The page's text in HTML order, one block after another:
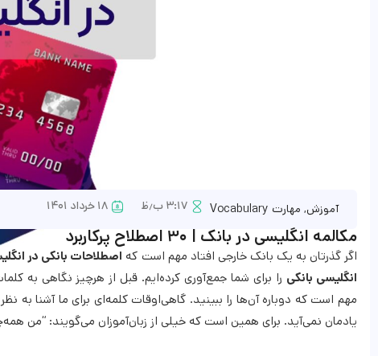
آموزش, مهارت Vocabulary ۳:۱۷ ب٫ظ ۱۸ خرداد ۱۴۰۱
مکالمه انگلیسی در بانک | ۳۰ اصطلاح پرکاربرد
اگر گذرتان به یک بانک خارجی افتاد مهم است که اصطلاحات بانکی در
انگلیسی بانکی را برای شما جمع‌آوری کرده‌ایم. قبل از هرچیز نگاهی به
مهم است که دوباره آن‌ها را ببینید. گاهی‌اوقات کلمه‌ای برای ما آشنا به
یادمان نمی‌آید. برای همین است که خیلی از زبان‌آموزان می‌گویند: “من